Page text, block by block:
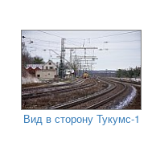
Вид в сторону Тукумс-1